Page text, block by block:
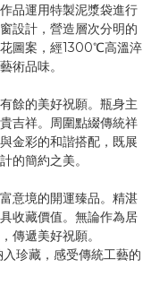
品運用特製泥漿袋進行
設計，營造層次分明的
圖案，經1300℃高溫淬
術品味。
餘的美好祝願。瓶身主
吉祥。周圍點綴傳統祥
金彩的和諧搭配，既展
的簡約之美。
意境的開運臻品。精湛
收藏價值。無論作為居
傳遞美好祝願。
珍藏，感受傳統工藝的